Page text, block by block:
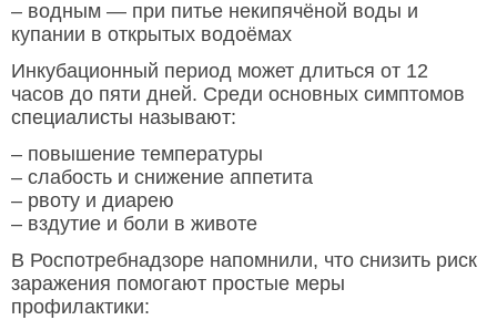
– водным — при питье некипячёной воды и
купании в открытых водоёмах
Инкубационный период может длиться от 12
часов до пяти дней. Среди основных симптомов
специалисты называют:
– повышение температуры
– слабость и снижение аппетита
– рвоту и диарею
– вздутие и боли в животе
В Роспотребнадзоре напомнили, что снизить риск
заражения помогают простые меры
профилактики: